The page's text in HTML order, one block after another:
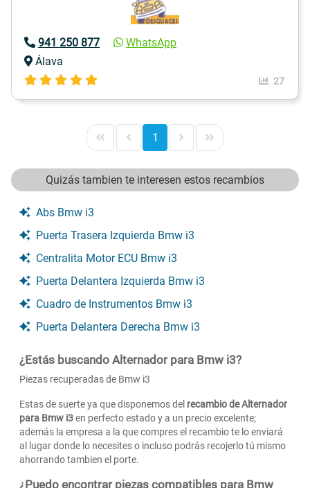
941 250 877
WhatsApp
Álava
27
1
Quizás tambien te interesen estos recambios
Abs Bmw i3
Puerta Trasera Izquierda Bmw i3
Centralita Motor ECU Bmw i3
Puerta Delantera Izquierda Bmw i3
Cuadro de Instrumentos Bmw i3
Puerta Delantera Derecha Bmw i3
¿Estás buscando Alternador para Bmw i3?
Piezas recuperadas de Bmw i3
Estas de suerte ya que disponemos del recambio de Alternador
para Bmw i3en perfecto estado y a un precio excelente;
además la empresa a la que compres el recambio te lo enviará
al lugar donde lo necesites o incluso podrás recojerlo tú mismo
ahorrando tambien el porte.
¿Puedo encontrar piezas compatibles para Bmw